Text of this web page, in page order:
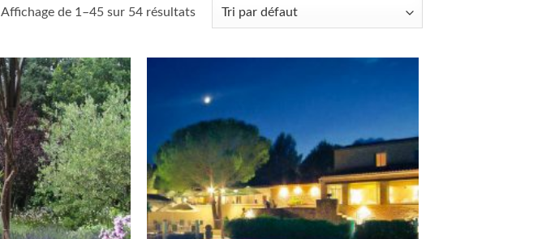
Affichage de 1–45 sur 54 résultats